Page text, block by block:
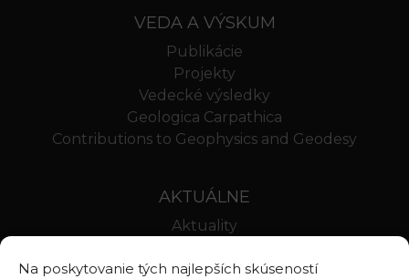
Na poskytovanie tých najlepších skúseností
VEDA A VÝSKUM
Publikácie
Projekty
Vedecké výsledky
Geologica Carpathica
Contributions to Geophysics and Geodesy
AKTUÁLNE
Aktuality
Stravovanie SAV